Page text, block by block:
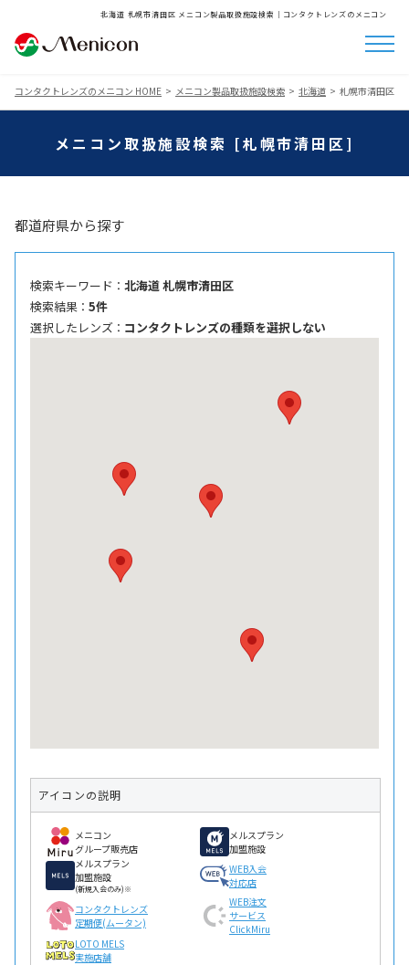
北海道 札幌市清田区 メニコン製品取扱施設検索│コンタクトレンズのメニコン
コンタクトレンズのメニコン HOME メニコン製品取扱施設検索 北海道 札幌市清田区
メニコン取扱施設検索 [札幌市清田区]
都道府県から探す
検索キーワード ： 北海道 札幌市清田区
検索結果 ： 5件
選択したレンズ ： コンタクトレンズの種類を選択しない
アイコンの説明
メニコン
グループ販売店
メルスプラン
加盟施設
メルスプラン
加盟施設
(新規入会のみ)※
WEB入会
対応店
コンタクトレンズ
定期便(ムータン)
WEB注文
サービス
ClickMiru
LOTO MELS
実施店舗